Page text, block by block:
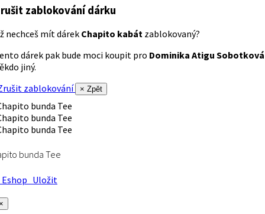
zablokování dárku
nechceš mít dárek Chapito kabát zablokovaný?
dárek pak bude moci koupit pro Dominika Atigu Sobotková
jiný.
zablokování
× Zpět
bunda Tee
Uložit